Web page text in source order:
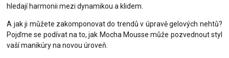
hledají harmonii mezi dynamikou a klidem.
A jak ji můžete zakomponovat do trendů v úpravě gelových nehtů?
Pojďme se podívat na to, jak Mocha Mousse může pozvednout styl
vaší manikúry na novou úroveň.